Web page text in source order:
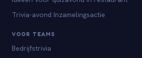
Trivia-avond Inzamelingsactie
VOOR TEAMS
Bedrijfstrivia